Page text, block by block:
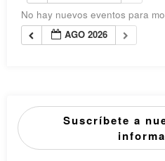
No hay nuevos eventos para
AGO 2026
Suscríbete a